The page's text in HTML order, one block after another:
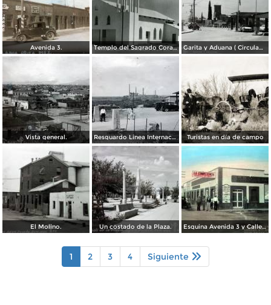
Avenida 3. Templo del Sagrado Corazón Garita y Aduana ( Circulada el 17 de Diciembre de 1956).
Vista general. Resguardo Linea Internacional. Turistas en día de campo
El Molino. Un costado de la Plaza. Esquina Avenida 3 y Calle 3
1 2 3 4 Siguiente